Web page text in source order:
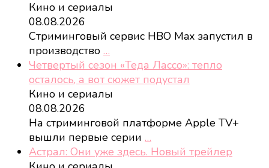
Кино и сериалы
08.08.2026
Стриминговый сервис HBO Max запустил в
производство …
Четвертый сезон «Теда Лассо»: тепло
осталось, а вот сюжет подустал
Кино и сериалы
08.08.2026
На стриминговой платформе Apple TV+
вышли первые серии …
Астрал: Они уже здесь. Новый трейлер